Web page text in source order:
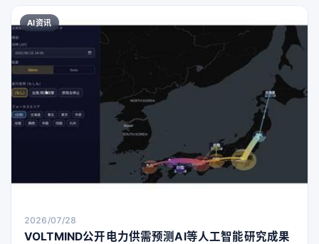
发新功能。 切斯基指出，借助AI，公司从构想到最终发布功能的
时间缩短了60%。 “如今，我们的构建、测试和迭代速度比一年前
快得多。在一些关键项目上
AI资讯
2026/07/28
VOLTMIND公开电力供需预测AI等人工智能研究成果